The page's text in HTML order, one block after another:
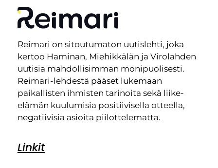
Reimari on sitoutumaton uutislehti, joka
kertoo Haminan, Miehikkälän ja Virolahden
uutisia mahdollisimman monipuolisesti.
Reimari-lehdestä pääset lukemaan
paikallisten ihmisten tarinoita sekä liike-
elämän kuulumisia positiivisella otteella,
negatiivisia asioita piilottelematta.
Linkit